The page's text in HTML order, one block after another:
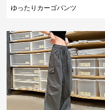
ゆったりカーゴパンツ